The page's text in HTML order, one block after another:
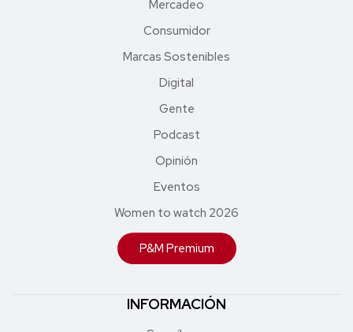
Mercadeo
Consumidor
Marcas Sostenibles
Digital
Gente
Podcast
Opinión
Eventos
Women to watch 2026
P&M Premium
INFORMACIÓN